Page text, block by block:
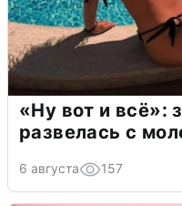
«Ну вот и всё»:
развелась с
6 августа 157